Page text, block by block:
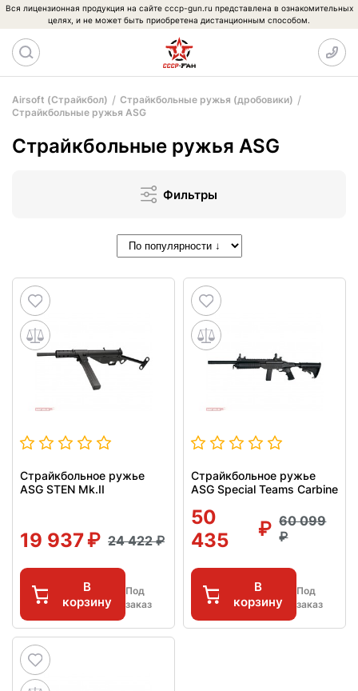
Вся лицензионная продукция на сайте cccp-gun.ru представлена в ознакомительных
целях, и не может быть приобретена дистанционным способом.
Airsoft (Страйкбол)
Страйкбольные ружья (дробовики)
Страйкбольные ружья ASG
Страйкбольные ружья ASG
Фильтры
Страйкбольное ружье
ASG STEN Mk.II
19 937 24 422
В
корзину
Под
заказ
Страйкбольное ружье
ASG Special Teams Carbine
50
435
60 099
В
корзину
Под
заказ